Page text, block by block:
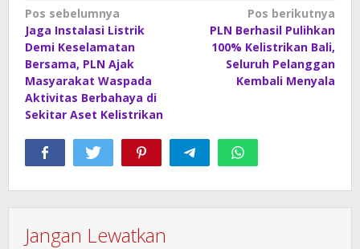
Navigasi
pos
Pos sebelumnya
Jaga Instalasi Listrik
Demi Keselamatan
Bersama, PLN Ajak
Masyarakat Waspada
Aktivitas Berbahaya di
Sekitar Aset Kelistrikan
Pos berikutnya
PLN Berhasil Pulihkan
100% Kelistrikan Bali,
Seluruh Pelanggan
Kembali Menyala
Jangan Lewatkan